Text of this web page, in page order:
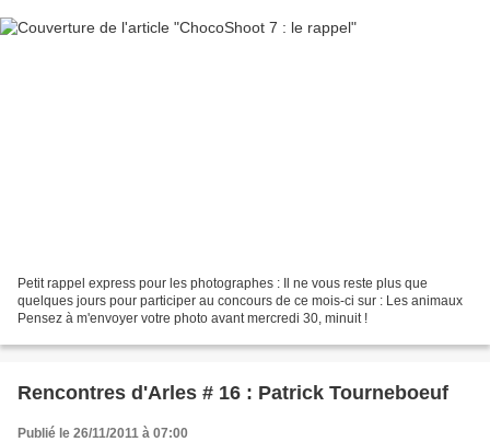
Petit rappel express pour les photographes : Il ne vous reste plus que
quelques jours pour participer au concours de ce mois-ci sur : Les animaux
Pensez à m'envoyer votre photo avant mercredi 30, minuit !
Rencontres d'Arles # 16 : Patrick Tourneboeuf
Publié le 26/11/2011 à 07:00